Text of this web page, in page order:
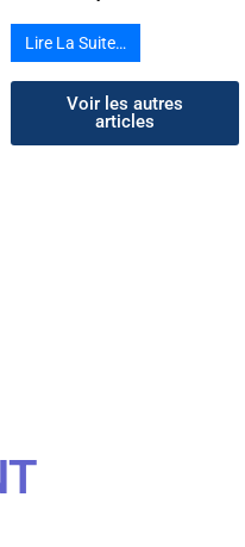
Lire La Suite…
Voir les autres
articles